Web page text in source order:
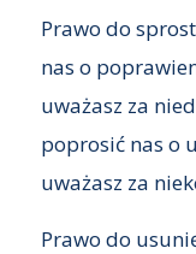
Prawo do
nas o
uważasz za
poprosić nas o
uważasz za
Prawo do